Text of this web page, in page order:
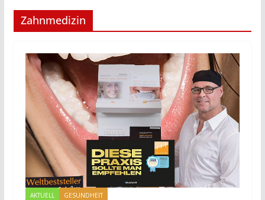
Zahnmedizin
AKTUELL GESUNDHEIT